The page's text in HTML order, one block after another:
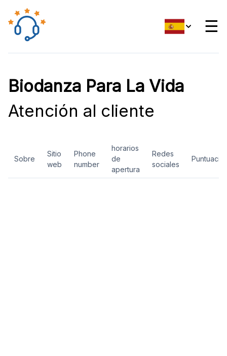
☰
Biodanza Para La Vida
Atención al cliente
Sobre
Sitio
web
Phone
number
horarios
de
apertura
Redes
sociales